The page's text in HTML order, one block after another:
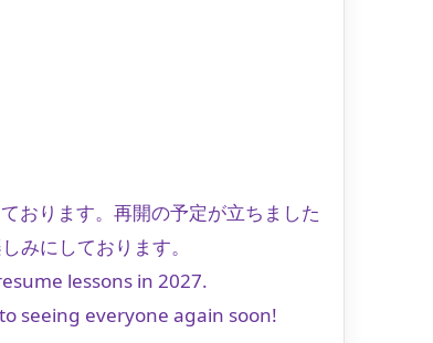
おります。再開の予定が立ちました
みにしております。
lessons in 2027.
seeing everyone again soon!